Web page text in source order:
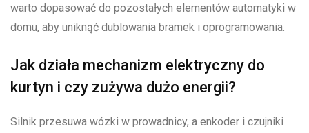
warto dopasować do pozostałych elementów automatyki w
domu, aby uniknąć dublowania bramek i oprogramowania.
Jak działa mechanizm elektryczny do
kurtyn i czy zużywa dużo energii?
Silnik przesuwa wózki w prowadnicy, a enkoder i czujniki